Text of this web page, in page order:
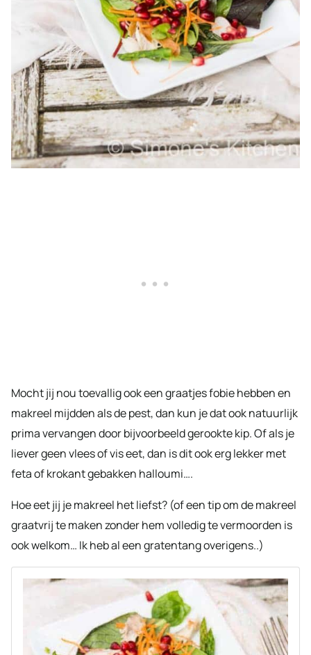
Mocht jij nou toevallig ook een graatjes fobie hebben en
makreel mijdden als de pest, dan kun je dat ook natuurlijk
prima vervangen door bijvoorbeeld gerookte kip. Of als je
liever geen vlees of vis eet, dan is dit ook erg lekker met
feta of krokant gebakken halloumi….
Hoe eet jij je makreel het liefst? (of een tip om de makreel
graatvrij te maken zonder hem volledig te vermoorden is
ook welkom… Ik heb al een gratentang overigens..)